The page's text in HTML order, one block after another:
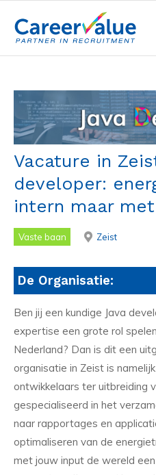
Vacature in
developer:
intern maar
Vaste baan Zeist
De Organisatie:
Ben jij een kundige Java
expertise een grote rol
Nederland? Dan is dit een
organisatie in Zeist is
ontwikkelaars ter uitbreiding
gespecialiseerd in het
naar rapportages en
optimaliseren van de
met jouw input de wereld